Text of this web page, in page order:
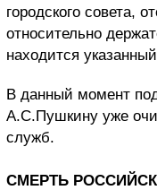
городского совета,
относительно
находится
В данный момент
А.С.Пушкину уже
служб.
СМЕРТЬ